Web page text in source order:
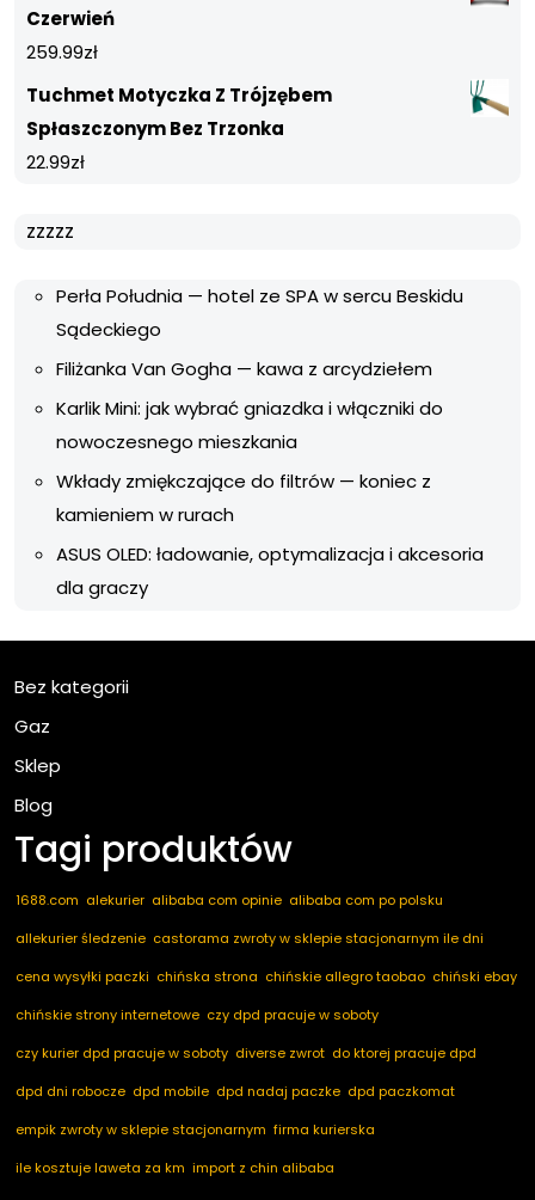
Czerwień
259.99zł
Tuchmet Motyczka Z Trójzębem
Spłaszczonym Bez Trzonka
22.99zł
zzzzz
Perła Południa — hotel ze SPA w sercu Beskidu
Sądeckiego
Filiżanka Van Gogha — kawa z arcydziełem
Karlik Mini: jak wybrać gniazdka i włączniki do
nowoczesnego mieszkania
Wkłady zmiękczające do filtrów — koniec z
kamieniem w rurach
ASUS OLED: ładowanie, optymalizacja i akcesoria
dla graczy
Bez kategorii
Gaz
Sklep
Blog
Tagi produktów
1688.com alekurier alibaba com opinie alibaba com po polsku
allekurier śledzenie castorama zwroty w sklepie stacjonarnym ile dni
cena wysyłki paczki chińska strona chińskie allegro taobao chiński ebay
chińskie strony internetowe czy dpd pracuje w soboty
czy kurier dpd pracuje w soboty diverse zwrot do ktorej pracuje dpd
dpd dni robocze dpd mobile dpd nadaj paczke dpd paczkomat
empik zwroty w sklepie stacjonarnym firma kurierska
ile kosztuje laweta za km import z chin alibaba